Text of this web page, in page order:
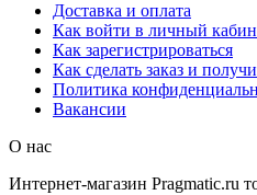
Доставка и оплата
Как войти в личный
Как зарегистрироваться
Как сделать заказ и
Политика
Вакансии
О нас
Интернет-магазин Pragmatic.ru